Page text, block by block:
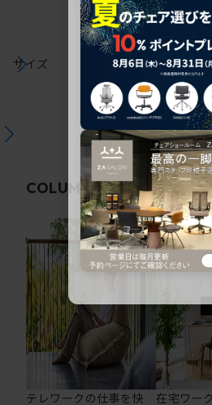
サイズ
COLUMN関連コラム
テレワークの仕事を快
在宅ワー